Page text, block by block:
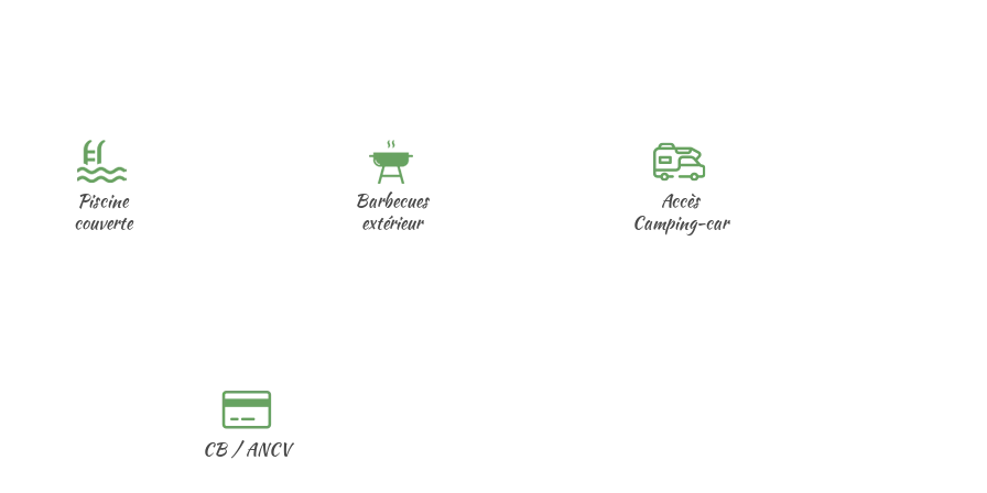
Piscine
couverte
Barbecues
extérieur
Accès
Camping-car
CB / ANCV